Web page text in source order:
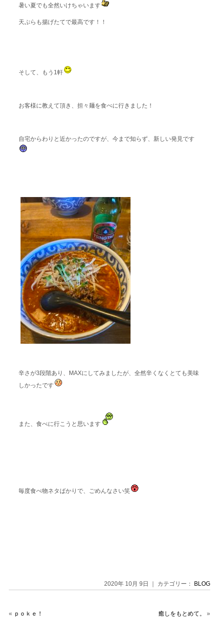
暑い夏でも全然いけちゃいます
天ぷらも揚げたてで最高です！！
そして、もう1軒
お客様に教えて頂き、担々麺を食べに行きました！
自宅からわりと近かったのですが、今まで知らず、新しい発見です
辛さが3段階あり、MAXにしてみましたが、全然辛くなくとても美味
しかったです
また、食べに行こうと思います
毎度食べ物ネタばかりで、ごめんなさい笑
2020年 10月 9日 ｜ カテゴリー： BLOG
« ｐｏｋｅ！ 癒しをもとめて。 »